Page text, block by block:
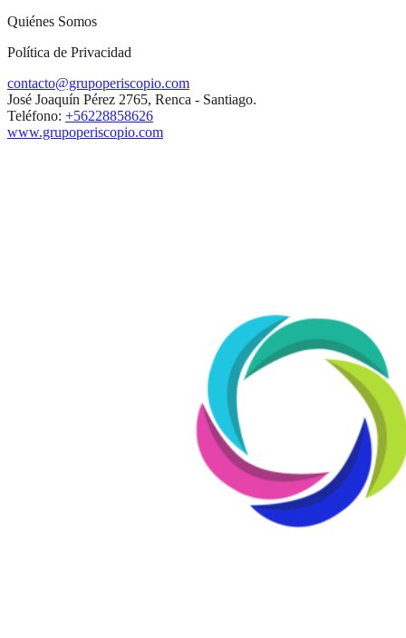
Quiénes Somos
Política de Privacidad
contacto@grupoperiscopio.com
José Joaquín Pérez 2765, Renca - Santiago.
Teléfono: +56228858626
www.grupoperiscopio.com